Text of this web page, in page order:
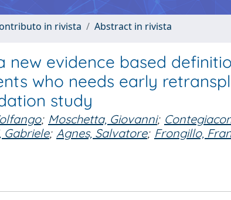
in rivista Abstract in rivista
new evidence based
who needs early
study
; Moschetta, Giovanni;
Gabriele; Agnes, Salvatore; Frongillo,